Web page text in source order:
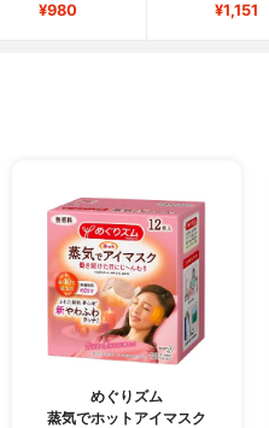
¥980 ¥1,151
めぐりズム
蒸気でホットアイマスク